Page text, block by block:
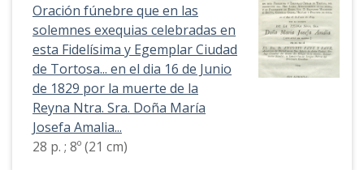
Oración fúnebre que en las
solemnes exequias celebradas en
esta Fidelísima y Egemplar Ciudad
de Tortosa... en el dia 16 de Junio
de 1829 por la muerte de la
Reyna Ntra. Sra. Doña María
Josefa Amalia...
28 p. ; 8º (21 cm)